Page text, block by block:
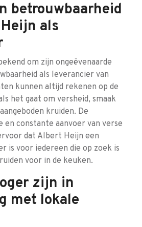
betrouwbaarheid
als
om zijn ongeëvenaarde
als leverancier van
kunnen altijd rekenen op de
het gaat om versheid, smaak
kruiden. De
en constante aanvoer van verse
dat Albert Heijn een
is voor iedereen die op zoek is
voor in de keuken.
zijn in
met lokale